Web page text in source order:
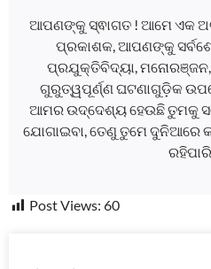
ଆପଣଙ୍କୁ ସ୍ଵାଗତ ! ଆମେ ଏକ
ପ୍ରକାଶକ, ଆପଣଙ୍କୁ
ପ୍ରଯୁକ୍ତିବିଦ୍ୟା, ମନୋରଞ୍ଜନ,
ଗୁରୁତ୍ୱପୂର୍ଣ୍ଣ ଘଟଣାଗୁଡ଼ିକ
ଆମର ଉଦ୍ଦେଶ୍ୟ ହେଉଛି ତୁମକୁ
ଯୋଗାଇବା, ତେଣୁ ତୁମେ ଦୁନିଆରେ
Post Views: 60